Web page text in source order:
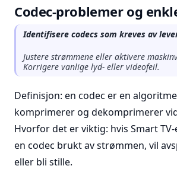
Codec-problemer og
Identifisere codecs som kreves av
Justere strømmene eller aktivere
Korrigere vanlige lyd- eller videofeil.
Definisjon: en codec er en
komprimerer og dekomprimerer
Hvorfor det er viktig: hvis Smart
en codec brukt av strømmen, vil
eller bli stille.